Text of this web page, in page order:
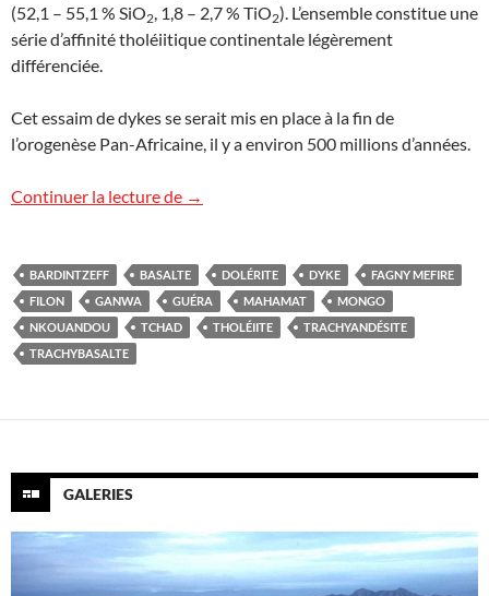
(52,1 – 55,1 % SiO2 , 1,8 – 2,7 % TiO2). L’ensemble constitue une
série d’affinité tholéiitique continentale légèrement
différenciée.
Cet essaim de dykes se serait mis en place à la fin de
l’orogenèse Pan-Africaine, il y a environ 500 millions d’années.
Continuer la lecture de Filons volcaniques au Tchad
→
BARDINTZEFF BASALTE DOLÉRITE DYKE
FAGNY MEFIRE
FILON
GANWA GUÉRA MAHAMAT
MONGO
NKOUANDOU
TCHAD THOLÉIITE
TRACHYANDÉSITE
TRACHYBASALTE
GALERIES